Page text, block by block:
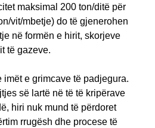
maksimal 200 ton/ditë për
vit/mbetje) do të gjenerohen
në formën e hirit, skorjeve
të gazeve.
imët e grimcave të padjegura.
së lartë në të të kripërave
hiri nuk mund të përdoret
rrugësh dhe procese të